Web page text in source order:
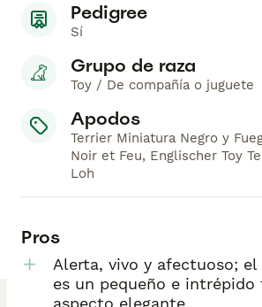
Pedigree
Sí
Grupo de raza
Toy / De compañía o juguete
Apodos
Terrier Miniatura Negro y
Noir et Feu, Englischer Toy
Loh
Pros
Alerta, vivo y afectuoso; el
es un pequeño e
aspecto elegante.